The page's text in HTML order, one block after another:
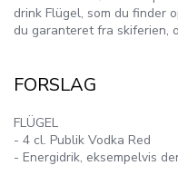
drink Flügel, som du finder
du garanteret fra skiferien,
FORSLAG
FLÜGEL
- 4 cl. Publik Vodka Red
- Energidrik, eksempelvis